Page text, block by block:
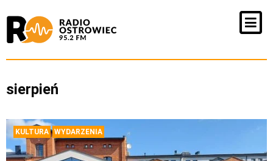
sierpień
KULTURA WYDARZENIA